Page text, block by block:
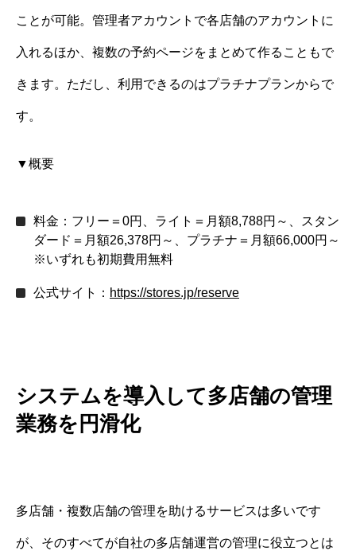
ことが可能。管理者アカウントで各店舗のアカウントに
入れるほか、複数の予約ページをまとめて作ることもで
きます。ただし、利用できるのはプラチナプランからで
す。
▼概要
料金：フリー＝0円、ライト＝月額8,788円～、スタン
ダード＝月額26,378円～、プラチナ＝月額66,000円～
※いずれも初期費用無料
公式サイト： https://stores.jp/reserve
システムを導入して多店舗の管理
業務を円滑化
多店舗・複数店舗の管理を助けるサービスは多いです
が、そのすべてが自社の多店舗運営の管理に役立つとは